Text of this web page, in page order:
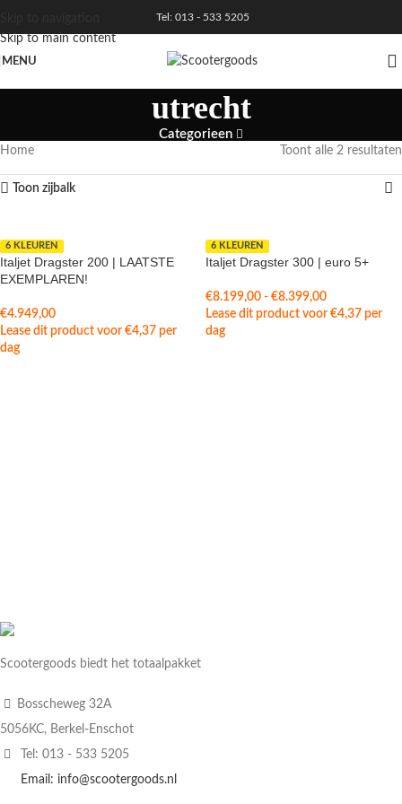
Skip to main content
Tel: 013 - 533 5205
MENU
utrecht
Categorieen
Home Toont alle 2 resultaten
Toon zijbalk
6 KLEUREN
Italjet Dragster 200 | LAATSTE
EXEMPLAREN!
€4.949,00
Lease dit product voor €4,37 per
dag
6 KLEUREN
Italjet Dragster 300 | euro 5+
€8.199,00 - €8.399,00
Lease dit product voor €4,37 per
dag
Scootergoods biedt het totaalpakket
Bosscheweg 32A
5056KC, Berkel-Enschot
Tel: 013 - 533 5205
Email: info@scootergoods.nl